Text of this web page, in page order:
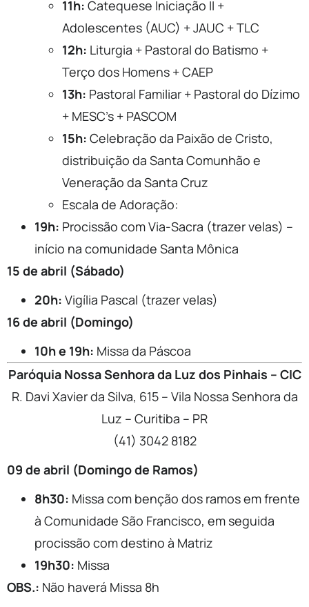
11h: Catequese Iniciação II +
Adolescentes (AUC) + JAUC + TLC
12h: Liturgia + Pastoral do Batismo +
Terço dos Homens + CAEP
13h: Pastoral Familiar + Pastoral do Dízimo
+ MESC’s + PASCOM
15h: Celebração da Paixão de Cristo,
distribuição da Santa Comunhão e
Veneração da Santa Cruz
Escala de Adoração:
19h: Procissão com Via-Sacra (trazer velas) –
início na comunidade Santa Mônica
15 de abril (Sábado)
20h: Vigília Pascal (trazer velas)
16 de abril (Domingo)
10h e 19h: Missa da Páscoa
Paróquia Nossa Senhora da Luz dos Pinhais – CIC
R. Davi Xavier da Silva, 615 – Vila Nossa Senhora da
Luz – Curitiba – PR
(41) 3042 8182
09 de abril (Domingo de Ramos)
8h30: Missa com benção dos ramos em frente
à Comunidade São Francisco, em seguida
procissão com destino à Matriz
19h30: Missa
OBS.: Não haverá Missa 8h